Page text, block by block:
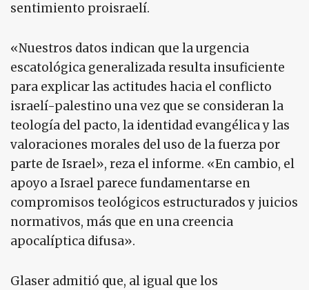
sentimiento proisraelí.
«Nuestros datos indican que la urgencia
escatológica generalizada resulta insuficiente
para explicar las actitudes hacia el conflicto
israelí-palestino una vez que se consideran la
teología del pacto, la identidad evangélica y las
valoraciones morales del uso de la fuerza por
parte de Israel», reza el informe. «En cambio, el
apoyo a Israel parece fundamentarse en
compromisos teológicos estructurados y juicios
normativos, más que en una creencia
apocalíptica difusa».
Glaser admitió que, al igual que los